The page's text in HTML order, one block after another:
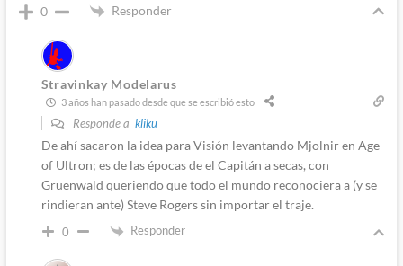
0 Responder
Stravinkay Modelarus
3 años han pasado desde que se escribió esto
Responde a kliku
De ahí sacaron la idea para Visión levantando Mjolnir en Age
of Ultron; es de las épocas de el Capitán a secas, con
Gruenwald queriendo que todo el mundo reconociera a (y se
rindieran ante) Steve Rogers sin importar el traje.
0 Responder